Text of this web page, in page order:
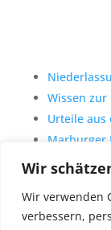
Wir
Wir verwenden
verbessern,
Wissen
Urteile
Marburger